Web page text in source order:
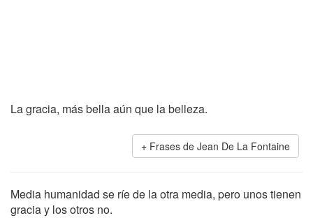
La gracia, más bella aún que la belleza.
Frases de Jean De La Fontaine
Media humanidad se ríe de la otra media, pero unos tienen
gracia y los otros no.